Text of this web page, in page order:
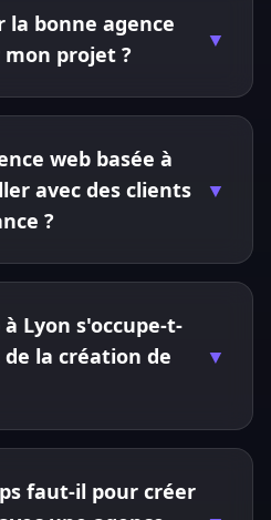
la bonne agence
projet ?
▼
web basée à
avec des clients
?
▼
Lyon s'occupe-t-
la création de
▼
faut-il pour créer